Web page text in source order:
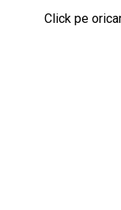
Click pe